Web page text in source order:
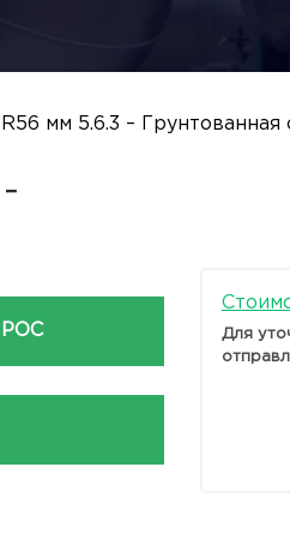
мм 5.6.3 – Грунтованная
Для